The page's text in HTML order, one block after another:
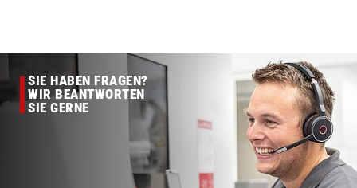
SIE HABEN FRAGEN?
WIR BEANTWORTEN
SIE GERNE